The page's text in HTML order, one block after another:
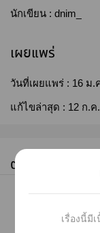
นักเขียน : dnim_
เผยแพร่
วันที่เผยแพร่ : 16 ม.
แก้ไขล่าสุด : 12 ก.ค
ตอนทั้งหมด (8)
เรื่องนี้มี